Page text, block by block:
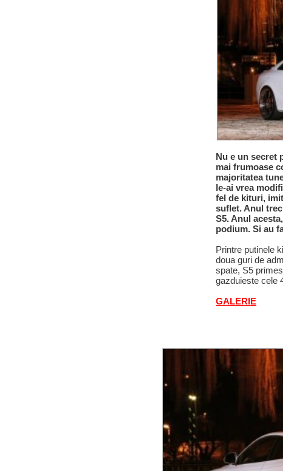
Nu e un secret
mai frumoase
majoritatea
le-ai vrea
fel de kituri,
suflet. Anul
S5. Anul
podium. Si au
Printre putinele
doua guri de
spate, S5
gazduieste cele
GALERIE